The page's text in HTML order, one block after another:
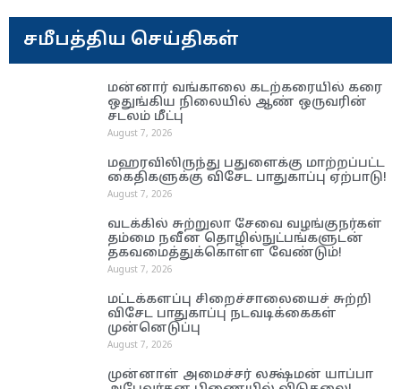
சமீபத்திய செய்திகள்
மன்னார் வங்காலை கடற்கரையில் கரை
ஒதுங்கிய நிலையில் ஆண் ஒருவரின்
சடலம் மீட்பு
August 7, 2026
மஹரவிலிருந்து பதுளைக்கு மாற்றப்பட்ட
கைதிகளுக்கு விசேட பாதுகாப்பு ஏற்பாடு!
August 7, 2026
வடக்கில் சுற்றுலா சேவை வழங்குநர்கள்
தம்மை நவீன தொழில்நுட்பங்களுடன்
தகவமைத்துக்கொள்ள வேண்டும்!
August 7, 2026
மட்டக்களப்பு சிறைச்சாலையைச் சுற்றி
விசேட பாதுகாப்பு நடவடிக்கைகள்
முன்னெடுப்பு
August 7, 2026
முன்னாள் அமைச்சர் லக்ஷ்மன் யாப்பா